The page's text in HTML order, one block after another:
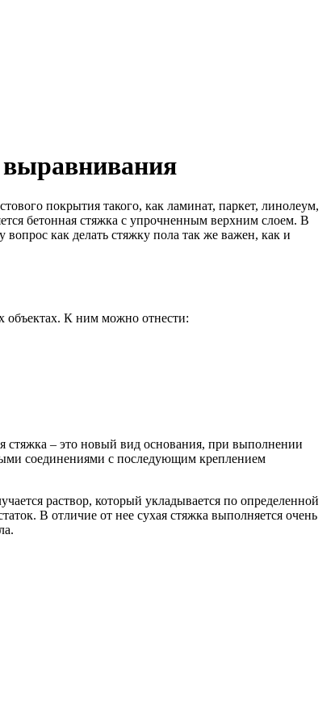
выравнивания
покрытия такого, как ламинат, паркет, линолеум,
бетонная стяжка с упрочненным верхним слоем. В
как делать стяжку пола так же важен, как и
объектах. К ним можно отнести:
стяжка – это новый вид основания, при выполнении
соединениями с последующим креплением
раствор, который укладывается по определенной
В отличие от нее сухая стяжка выполняется очень